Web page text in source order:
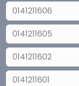
0141211606
0141211605
0141211602
0141211601